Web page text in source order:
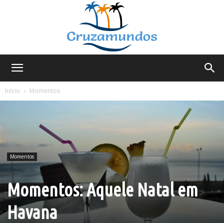
Início
Momentos
Momentos
Momentos: Aquele Natal em
Havana